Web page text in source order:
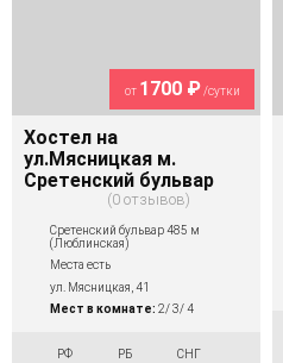
от 1700 ₽/сутки
Хостел на
ул.Мясницкая м.
Сретенский бульвар
0 отзывов
Сретенский бульвар 485 м
(Люблинская)
Места есть
ул. Мясницкая, 41
Мест в комнате: 2/ 3/ 4
РФ РБ
СНГ